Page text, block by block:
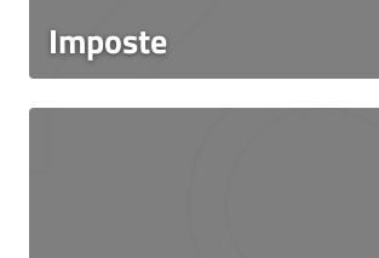
Imposte